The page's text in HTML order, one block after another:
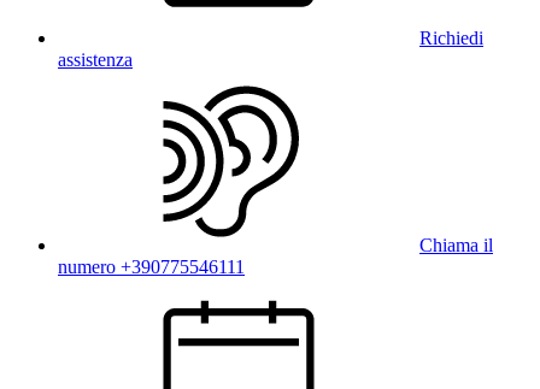
Richiedi
assistenza
Chiama il
numero +390775546111